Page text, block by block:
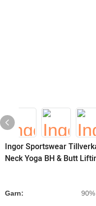
Ingor Sportswear
Neck Yoga BH & Butt
Garn: